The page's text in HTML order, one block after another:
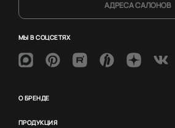
АДРЕСА САЛОНОВ
МЫ В СОЦСЕТЯХ
О БРЕНДЕ
ПРОДУКЦИЯ